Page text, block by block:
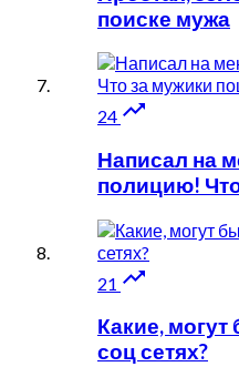
поиске мужа
24 
Написал на
полицию!
21 
Какие, могут
соц сетях?